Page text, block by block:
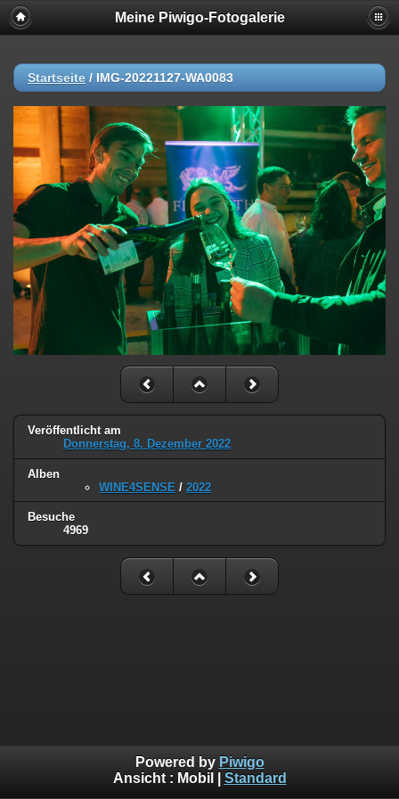
Meine Piwigo-Fotogalerie
Startseite / IMG-20221127-WA0083
Veröffentlicht am
Donnerstag, 8. Dezember 2022
Alben
WINE4SENSE / 2022
Besuche
4969
Powered by Piwigo
Ansicht : Mobil Standard